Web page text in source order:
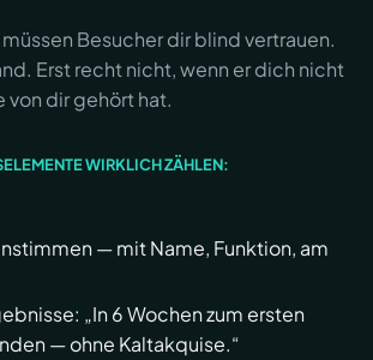
Besucher dir blind vertrauen.
Erst recht nicht, wenn er dich nicht
von dir gehört hat.
WIRKLICH ZÄHLEN:
— mit Name, Funktion, am
„In 6 Wochen zum ersten
— ohne Kaltakquise.“